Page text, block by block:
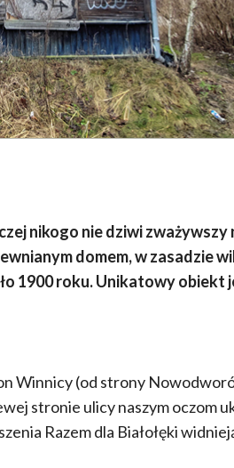
nikogo nie dziwi
domem, w zasadzie
1900 roku. Unikatowy obiekt
Winnicy (od strony
stronie ulicy naszym oczom
Razem dla Białołęki